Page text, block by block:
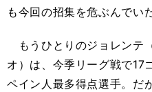
も今回の招集を危ぶんでいた
もうひとりのジョレンテ
オ）は、今季リーグ戦で17
ペイン人最多得点選手。だ